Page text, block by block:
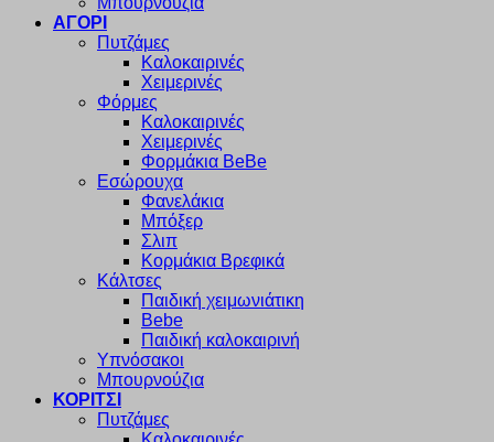
ΑΓΟΡΙ
Πυτζάμες
Καλοκαιρινές
Χειμερινές
Φόρμες
Καλοκαιρινές
Χειμερινές
Φορμάκια BeBe
Εσώρουχα
Φανελάκια
Μπόξερ
Σλιπ
Κορμάκια Βρεφικά
Κάλτσες
Παιδική χειμωνιάτικη
Bebe
Παιδική καλοκαιρινή
Υπνόσακοι
Μπουρνούζια
ΚΟΡΙΤΣΙ
Πυτζάμες